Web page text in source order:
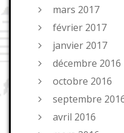
mars 2017
février 2017
janvier 2017
décembre 2016
octobre 2016
septembre
avril 2016